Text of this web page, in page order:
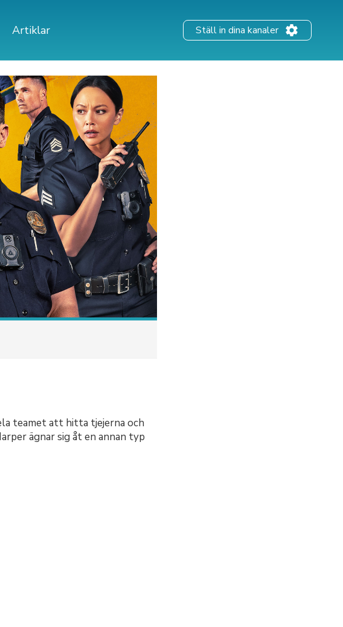
Artiklar Ställ in dina kanaler
teamet att hitta tjejerna och
ägnar sig åt en annan typ